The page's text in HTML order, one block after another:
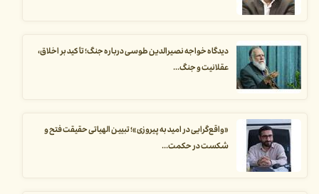
دیدگاه خواجه نصیرالدین طوسی درباره جنگ؛ تأکید بر اخلاق،
عقلانیت و جنگ...
«واقع‌گرایی در امید به پیروزی»؛ تبیین الهیاتی حقیقت فتح و
شکست در حکمت...